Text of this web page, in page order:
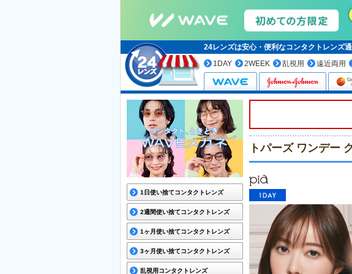
24レンズは安心・便利なコンタクトレンズ
1DAY
2WEEK 乱視用 遠近両用
1日使い捨てコンタクトレンズ
2週間使い捨てコンタクトレンズ
1ヶ月使い捨てコンタクトレンズ
3ヶ月使い捨てコンタクトレンズ
乱視用コンタクトレンズ
トパーズ ワンデー